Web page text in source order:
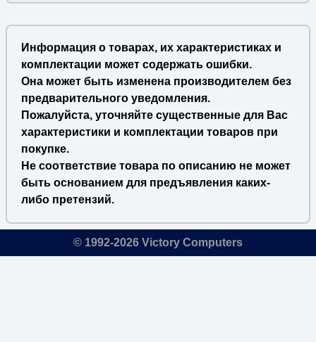
Информация о товарах, их характеристиках и
комплектации может содержать ошибки.
Она может быть изменена производителем без
предварительного уведомления.
Пожалуйста, уточняйте существенные для Вас
характеристики и комплектации товаров при
покупке.
Не соответствие товара по описанию не может
быть основанием для предъявления каких-
либо претензий.
© 1992-2026 Victory Computers